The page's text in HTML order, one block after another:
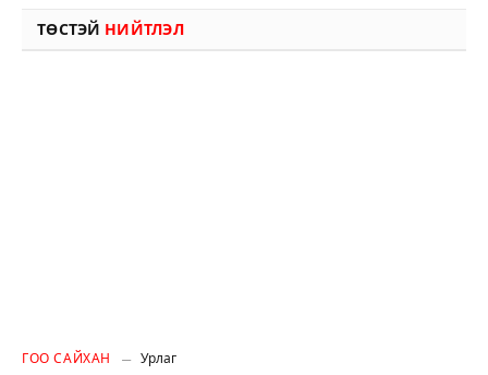
ТӨСТЭЙ НИЙТЛЭЛ
ГОО САЙХАН Урлаг